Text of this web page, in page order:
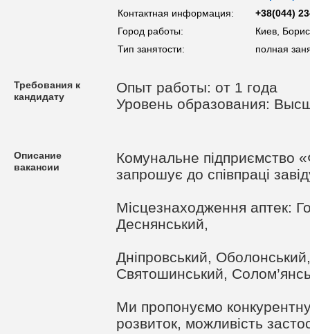
Контактная информация:
+38(044)
Город работы:
Киев,
Тип занятости:
полная
Требования к
кандидату
Опыт работы: от 1 года
Уровень образования:
Описание
вакансии
Комунальне
запрошує до співпраці
Місцезнаходження аптек:
Деснянський,
Дніпровський,
Святошинський,
Ми пропонуємо
розвиток, можливість